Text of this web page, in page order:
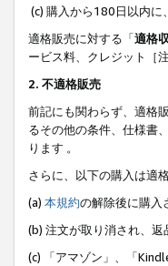
(c) 購入から180日以内に
適格販売に対する「適格
ービス料、クレジット［
2. 不適格販売
前記にも関わらず、適格
るその他の条件、仕様書
ります 。
さらに、以下の購入は適
(a) 本規約の解除後に購入
(b) 注文が取り消され、返
(c) 「アマゾン」、「